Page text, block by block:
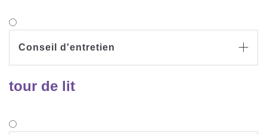
Conseil d'entretien 
tour de lit